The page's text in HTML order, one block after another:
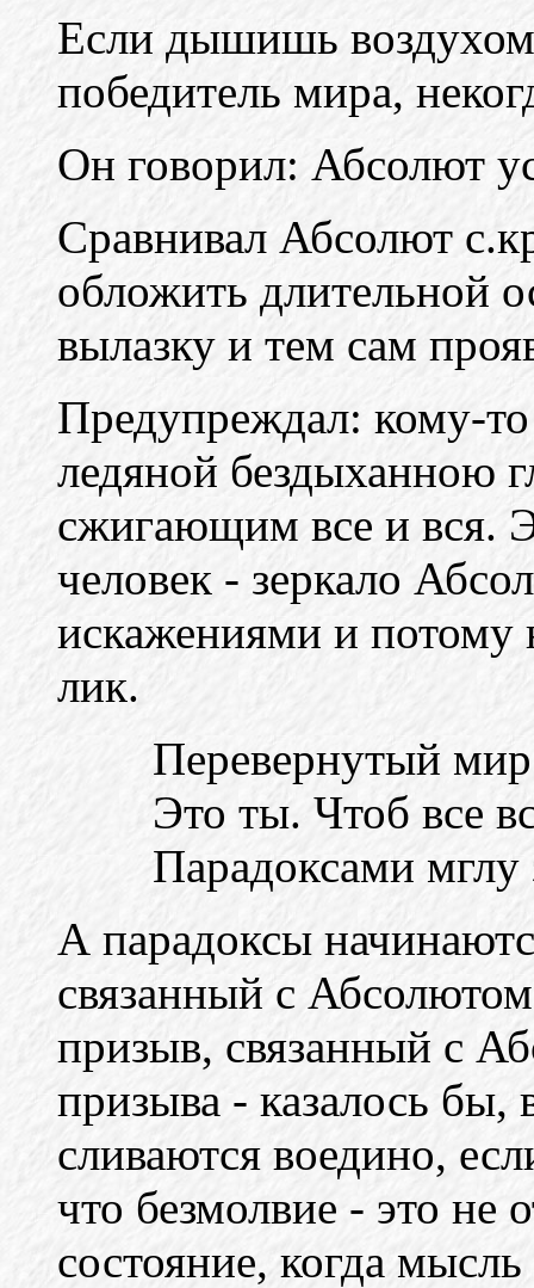
Если дышишь
победитель мира,
Он говорил: Абсолют
Сравнивал Абсолют
обложить длительной
вылазку и тем сам
Предупреждал: кому-
ледяной бездыханною
сжигающим все и вся.
человек - зеркало
искажениями и потому
лик.
Перевернутый
Это ты. Чтоб все
Парадоксами мглу
А парадоксы
связанный с
призыв, связанный с
призыва - казалось
сливаются воедино,
что безмолвие - это не
состояние, когда